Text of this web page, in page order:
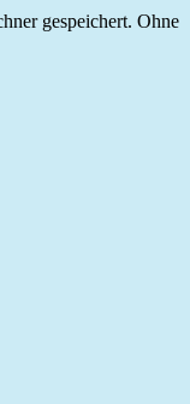
gespeichert. Ohne